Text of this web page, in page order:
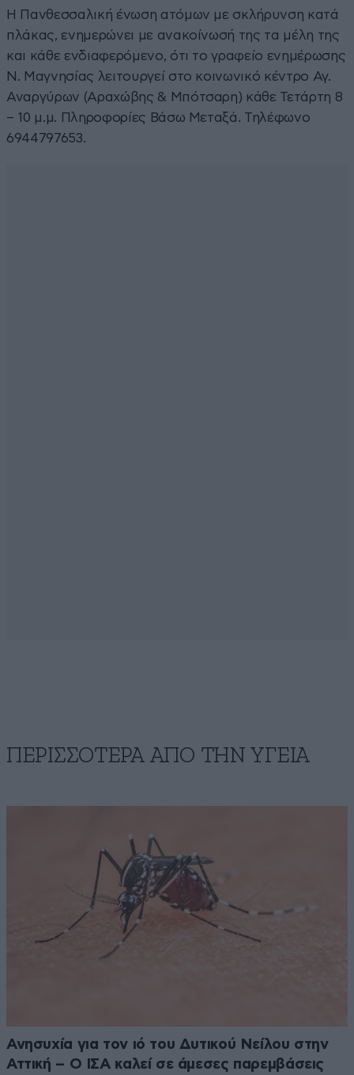
Η Πανθεσσαλική ένωση ατόμων με σκλήρυνση κατά
πλάκας, ενημερώνει με ανακοίνωσή της τα μέλη της
και κάθε ενδιαφερόμενο, ότι το γραφείο ενημέρωσης
Ν. Μαγνησίας λειτουργεί στο κοινωνικό κέντρο Αγ.
Αναργύρων (Αραχώβης & Μπότσαρη) κάθε Τετάρτη 8
– 10 μ.μ. Πληροφορίες Βάσω Μεταξά. Τηλέφωνο
6944797653.
ΠΕΡΙΣΣΟΤΕΡΑ ΑΠΟ ΤΗΝ ΥΓΕΙΑ
Ανησυχία για τον ιό του Δυτικού Νείλου στην
Αττική – Ο ΙΣΑ καλεί σε άμεσες παρεμβάσεις